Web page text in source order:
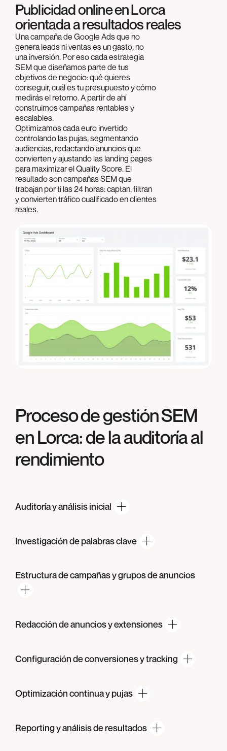
Publicidad online en Lorca
orientada a resultados reales
Una campaña de Google Ads que no
genera leads ni ventas es un gasto, no
una inversión. Por eso cada estrategia
SEM que diseñamos parte de tus
objetivos de negocio: qué quieres
conseguir, cuál es tu presupuesto y cómo
medirás el retorno. A partir de ahí
construimos campañas rentables y
escalables.
Optimizamos cada euro invertido
controlando las pujas, segmentando
audiencias, redactando anuncios que
convierten y ajustando las landing pages
para maximizar el Quality Score. El
resultado son campañas SEM que
trabajan por ti las 24 horas: captan, filtran
y convierten tráfico cualificado en clientes
reales.
Proceso de gestión SEM
enLorca: de la auditoría al
rendimiento
Auditoría yanálisis inicial
Investigación depalabras clave
Estructura de campañas y gruposde anuncios
Redacción de anunciosy extensiones
Configuración de conversionesy tracking
Optimización continuay pujas
Reporting y análisisde resultados